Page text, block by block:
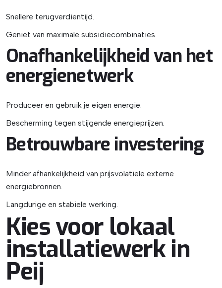
Snellere terugverdientijd.
Geniet van maximale subsidiecombinaties.
Onafhankelijkheid van het
energienetwerk
Produceer en gebruik je eigen energie.
Bescherming tegen stijgende energieprijzen.
Betrouwbare investering
Minder afhankelijkheid van prijsvolatiele externe
energiebronnen.
Langdurige en stabiele werking.
Kies voor lokaal
installatiewerk in
Peij